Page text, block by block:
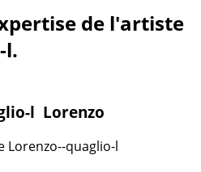
de l'artiste
l.
l Lorenzo